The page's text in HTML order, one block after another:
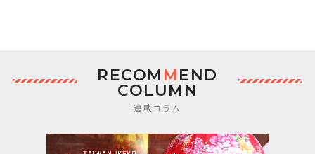
RECOM MEND
COLUMN
連載コラム